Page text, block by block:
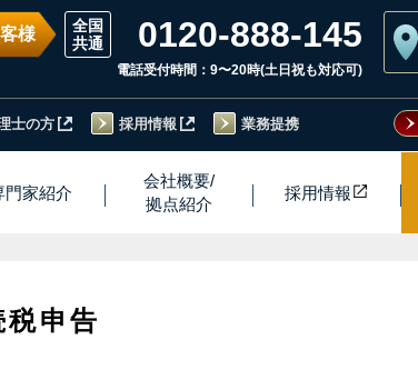
様 0120-888-145
電話受付時間：9〜20時(土日祝も対応可)
士の方 採用情報 業務提携
門家紹介
会社概要/
拠点紹介
採用情報
申告